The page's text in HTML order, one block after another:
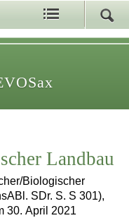
Landbau
Biologischer
SDr. S. S 301),
30. April 2021